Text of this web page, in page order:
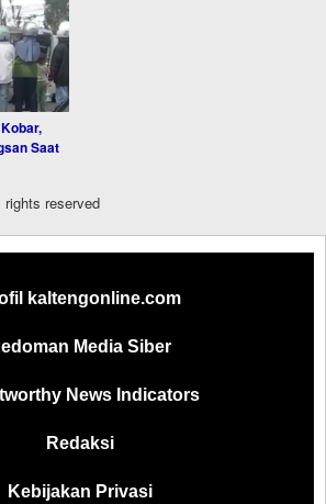
Saat
reserved
kaltengonline.com
Media Siber
News Indicators
Redaksi
Kebijakan Privasi